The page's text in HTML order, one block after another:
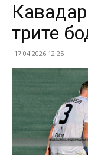
трите
17.04.2026 12:25